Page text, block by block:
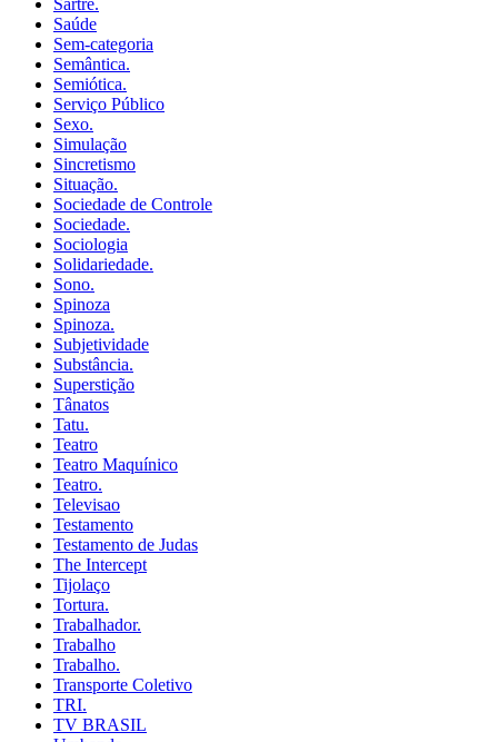
Sartre.
Saúde
Sem-categoria
Semântica.
Semiótica.
Serviço Público
Sexo.
Simulação
Sincretismo
Situação.
Sociedade de Controle
Sociedade.
Sociologia
Solidariedade.
Sono.
Spinoza
Spinoza.
Subjetividade
Substância.
Superstição
Tânatos
Tatu.
Teatro
Teatro Maquínico
Teatro.
Televisao
Testamento
Testamento de Judas
The Intercept
Tijolaço
Tortura.
Trabalhador.
Trabalho
Trabalho.
Transporte Coletivo
TRI.
TV BRASIL